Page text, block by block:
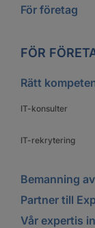
För företag
FÖR
Rätt
IT-konsulter
IT-rekrytering
Bemanning
Partner till
Vår expertis